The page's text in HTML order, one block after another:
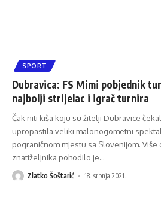
SPORT
Dubravica: FS Mimi pobjednik
najbolji strijelac i igrač turnira
Čak niti kiša koju su žitelji Dubravice
upropastila veliki malonogometni
pograničnom mjestu sa Slovenijom. Više
znatiželjnika pohodilo je…
Zlatko Šoštarić 18. srpnja 2021.